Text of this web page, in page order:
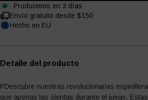
Producimos en 3 días
Envío gratuito desde $150
Hecho en EU
Detalle del producto
PDescubre nuestras revolucionarias
que apenas las sientas durante el juego.